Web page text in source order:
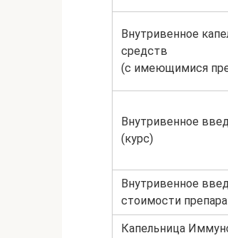
Внутривенное
средств
(с имеющимися
Внутривенное
(курс)
Внутривенное
стоимости
Капельница